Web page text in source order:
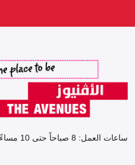
ساعات العمل: 8 صباحاً حتى 10 مساءً